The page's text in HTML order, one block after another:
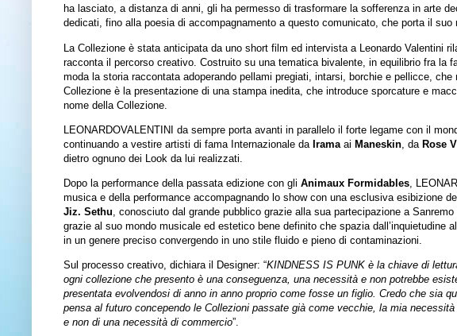
ha lasciato, a distanza di anni, gli ha permesso di trasformare la sofferenza in arte
dedicati, fino alla poesia di accompagnamento a questo comunicato, che porta il suo
La Collezione è stata anticipata da uno short film ed intervista a Leonardo Valentini
racconta il percorso creativo. Costruito su una tematica bivalente, in equilibrio fra la
moda la storia raccontata adoperando pellami pregiati, intarsi, borchie e pellicce,
Collezione è la presentazione di una stampa inedita, che introduce sporcature e
nome della Collezione.
LEONARDOVALENTINI da sempre porta avanti in parallelo il forte legame con il
continuando a vestire artisti di fama Internazionale da Irama ai Maneskin , da Rose
dietro ognuno dei Look da lui realizzati.
Dopo la performance della passata edizione con gli Animaux Formidables ,
musica e della performance accompagnando lo show con una esclusiva esibizione
Jiz. Sethu , conosciuto dal grande pubblico grazie alla sua partecipazione a
grazie al suo mondo musicale ed estetico bene definito che spazia dall’inquietudine
in un genere preciso convergendo in uno stile fluido e pieno di contaminazioni.
Sul processo creativo, dichiara il Designer: “KINDNESS IS PUNK è la chiave di
ogni collezione che presento è una conseguenza, una necessità e non potrebbe
presentata evolvendosi di anno in anno proprio come fosse un figlio. Credo che sia
pensa al futuro concependo le Collezioni passate già come vecchie, la mia
e non di una necessità di commercio”.